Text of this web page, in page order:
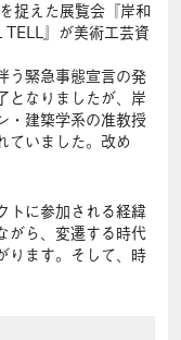
捉えた展覧会『岸和
』が美術工芸資
う緊急事態宣言の発
となりましたが、岸
・建築学系の准教授
ていました。改め
トに参加される経緯
がら、変遷する時代
ります。そして、時